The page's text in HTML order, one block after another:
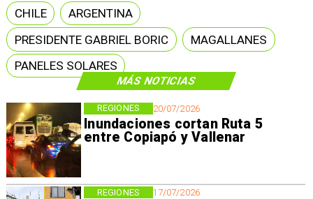
MÁS NOTICIAS
20/07/2026
Inundaciones cortan Ruta 5
entre Copiapó y Vallenar
REGIONES
17/07/2026
REGIONES
CHILE
ARGENTINA
PRESIDENTE GABRIEL BORIC
MAGALLANES
PANELES SOLARES